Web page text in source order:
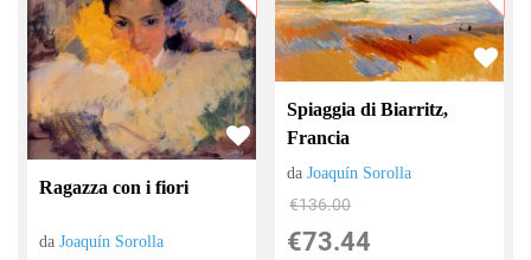
Ragazza con i fiori
daJoaquín Sorolla
Spiaggia di Biarritz,
Francia
daJoaquín Sorolla
€136.00
€73.44